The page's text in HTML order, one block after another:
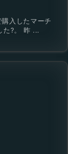
入したマーチ
た?。 昨 ...